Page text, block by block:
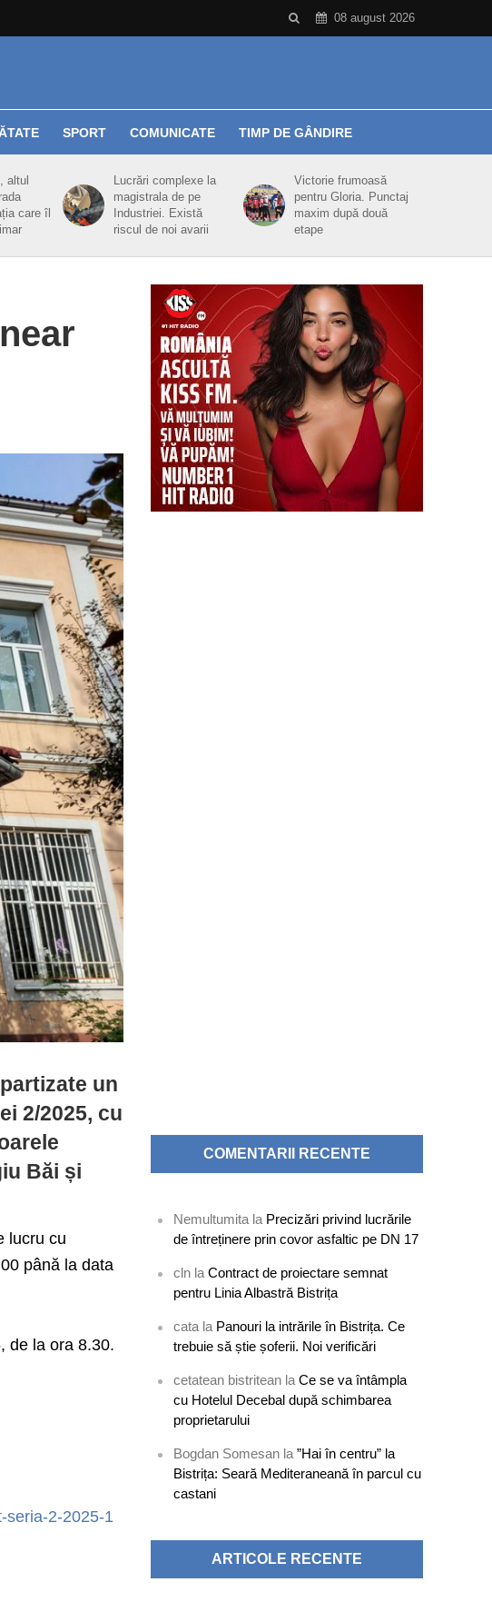
08 august 2026
SPORT COMUNICATE TIMP DE GÂNDIRE
altul
care îl
Lucrări complexe la
magistrala de pe
Industriei. Există
riscul de noi avarii
Victorie frumoasă
pentru Gloria. Punctaj
maxim după două
etape
un
2/2025, cu
Băi și
lucru cu
până la data
de la ora 8.30.
seria-2-2025-1
COMENTARII RECENTE
Nemultumita la Precizări privind lucrările
de întreținere prin covor asfaltic pe DN 17
cln laContract de proiectare semnat
pentru Linia Albastră Bistrița
cata la Panouri la intrările în Bistrița. Ce
trebuie să știe șoferii. Noi verificări
cetatean bistritean laCe se va întâmpla
cu Hotelul Decebal după schimbarea
proprietarului
Bogdan Somesan la”Hai în centru” la
Bistrița: Seară Mediteraneană în parcul cu
castani
ARTICOLE RECENTE